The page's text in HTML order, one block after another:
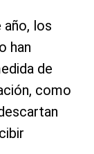
los
han
de
como